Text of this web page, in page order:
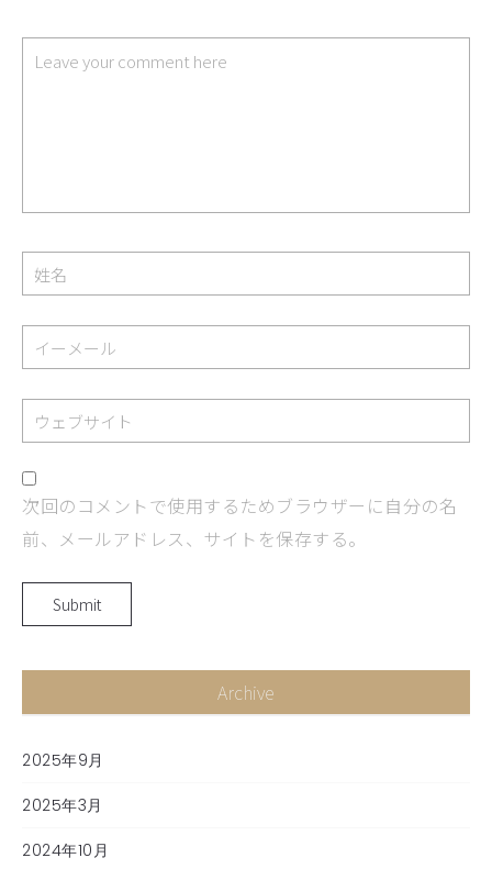
次回のコメントで使用するためブラウザーに自分の名
前、メールアドレス、サイトを保存する。
Archive
2025年9月
2025年3月
2024年10月